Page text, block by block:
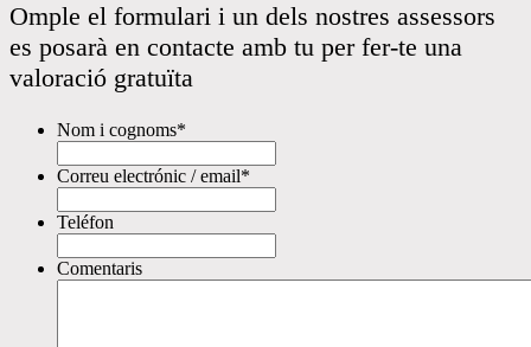
Omple el formulari i un dels nostres assessors
es posarà en contacte amb tu per fer-te una
valoració gratuïta
Nom i cognoms*
Correu electrónic / email*
Teléfon
Comentaris